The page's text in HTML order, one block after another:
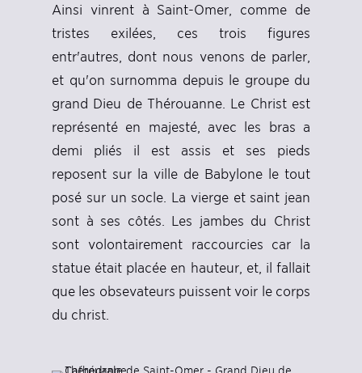
Ainsi vinrent à Saint-Omer, comme de
tristes exilées, ces trois figures
entr'autres, dont nous venons de parler,
et qu'on surnomma depuis le groupe du
grand Dieu de Thérouanne. Le Christ est
représenté en majesté, avec les bras a
demi pliés il est assis et ses pieds
reposent sur la ville de Babylone le tout
posé sur un socle. La vierge et saint jean
sont à ses côtés. Les jambes du Christ
sont volontairement raccourcies car la
statue était placée en hauteur, et, il fallait
que les obsevateurs puissent voir le corps
du christ.